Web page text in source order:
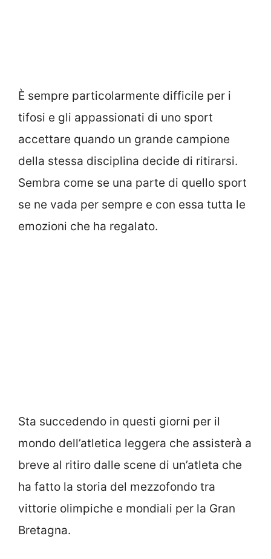
È sempre particolarmente difficile per i
tifosi e gli appassionati di uno sport
accettare quando un grande campione
della stessa disciplina decide di ritirarsi.
Sembra come se una parte di quello sport
se ne vada per sempre e con essa tutta le
emozioni che ha regalato.
Sta succedendo in questi giorni per il
mondo dell’atletica leggera che assisterà a
breve al ritiro dalle scene di un’atleta che
ha fatto la storia del mezzofondo tra
vittorie olimpiche e mondiali per la Gran
Bretagna.